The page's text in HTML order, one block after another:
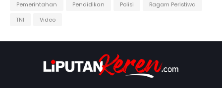
Pemerintahan
Pendidikan Polisi
Ragam Peristiwa
TNI
Video